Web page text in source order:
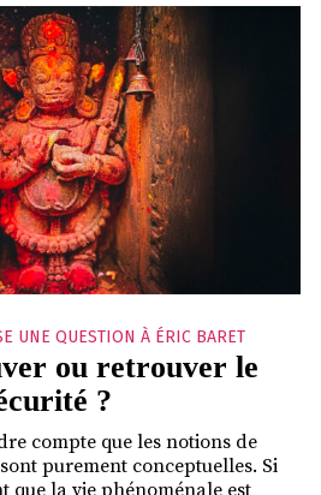
UNE QUESTION À ÉRIC BARET
ou retrouver le
?
compte que les notions de
purement conceptuelles. Si